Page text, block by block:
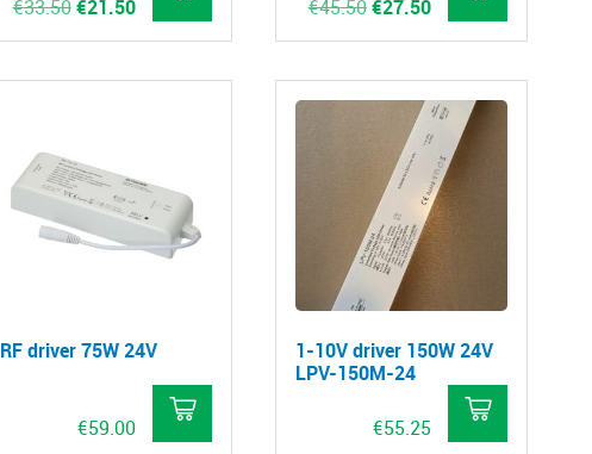
€33.50Oorspronkelijke
was:
€21.50Huidige
prijs
is:
€45.50Oorspronkelijke
was:
€27.50Huidige
prijs
is:
RF driver 75W 24V
€59.00
1-10V driver 150W 24V
LPV-150M-24
€55.25